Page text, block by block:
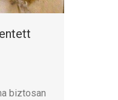
biztosan